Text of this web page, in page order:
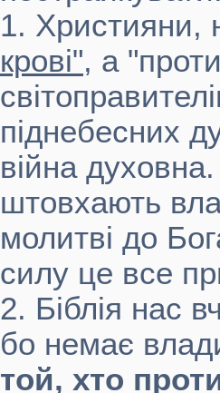
1. Християни,
крові", а
піднебесних
війна
штовхають
молитві до
силу це все
2. Біблія нас
бо немає
той, хто